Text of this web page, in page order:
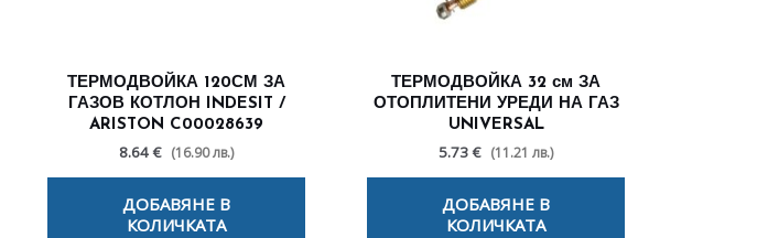
ТЕРМОДВОЙКА 120СМ ЗА
ГАЗОВ КОТЛОН INDESIT /
ARISTON C00028639
8.64 € (16.90 лв.)
ДОБАВЯНЕ В
КОЛИЧКАТА
ТЕРМОДВОЙКА 32 см ЗА
ОТОПЛИТЕНИ УРЕДИ НА ГАЗ
UNIVERSAL
5.73 € (11.21 лв.)
ДОБАВЯНЕ В
КОЛИЧКАТА